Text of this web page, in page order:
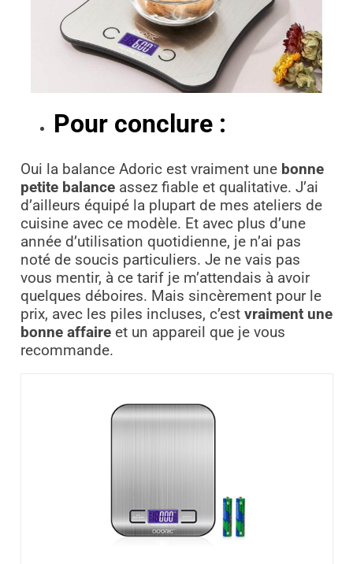
Pour conclure :
Oui la balance Adoric est vraiment une bonne
petite balanceassez fiable et qualitative. J’ai
d’ailleurs équipé la plupart de mes ateliers de
cuisine avec ce modèle. Et avec plus d’une
année d’utilisation quotidienne, je n’ai pas
noté de soucis particuliers. Je ne vais pas
vous mentir, à ce tarif je m’attendais à avoir
quelques déboires. Mais sincèrement pour le
prix, avec les piles incluses, c’est vraiment une
bonne affaireet un appareil que je vous
recommande.